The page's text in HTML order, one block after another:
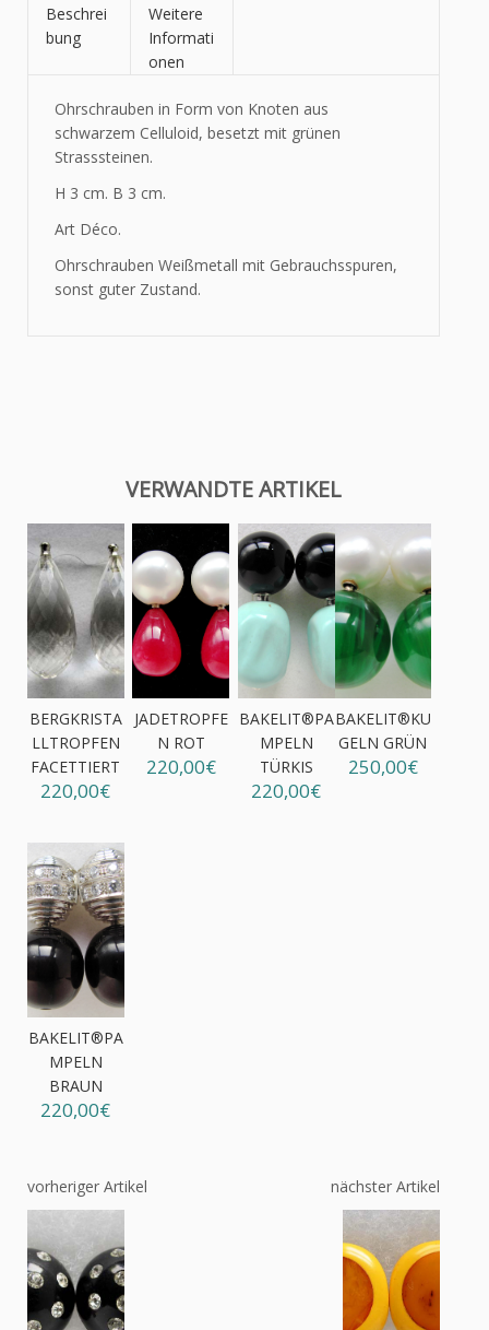
Beschrei
bung
Weitere
Informati
onen
Ohrschrauben in Form von Knoten aus
schwarzem Celluloid, besetzt mit grünen
Strasssteinen.
H 3 cm. B 3 cm.
Art Déco.
Ohrschrauben Weißmetall mit Gebrauchsspuren,
sonst guter Zustand.
VERWANDTE ARTIKEL
BERGKRISTA
LLTROPFEN
FACETTIERT
220,00€
JADETROPFE
N ROT
220,00€
BAKELIT®PA
MPELN
TÜRKIS
220,00€
BAKELIT®KU
GELN GRÜN
250,00€
BAKELIT®PA
MPELN
BRAUN
220,00€
vorheriger Artikel nächster Artikel